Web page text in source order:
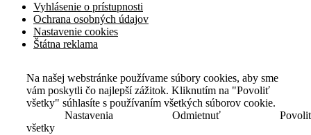
Vyhlásenie o prístupnosti
Ochrana osobných údajov
Nastavenie cookies
Štátna reklama
Na našej webstránke používame súbory cookies, aby sme
vám poskytli čo najlepší zážitok. Kliknutím na "Povoliť
všetky" súhlasíte s používaním všetkých súborov cookie.
Nastavenia
Odmietnuť
všetky